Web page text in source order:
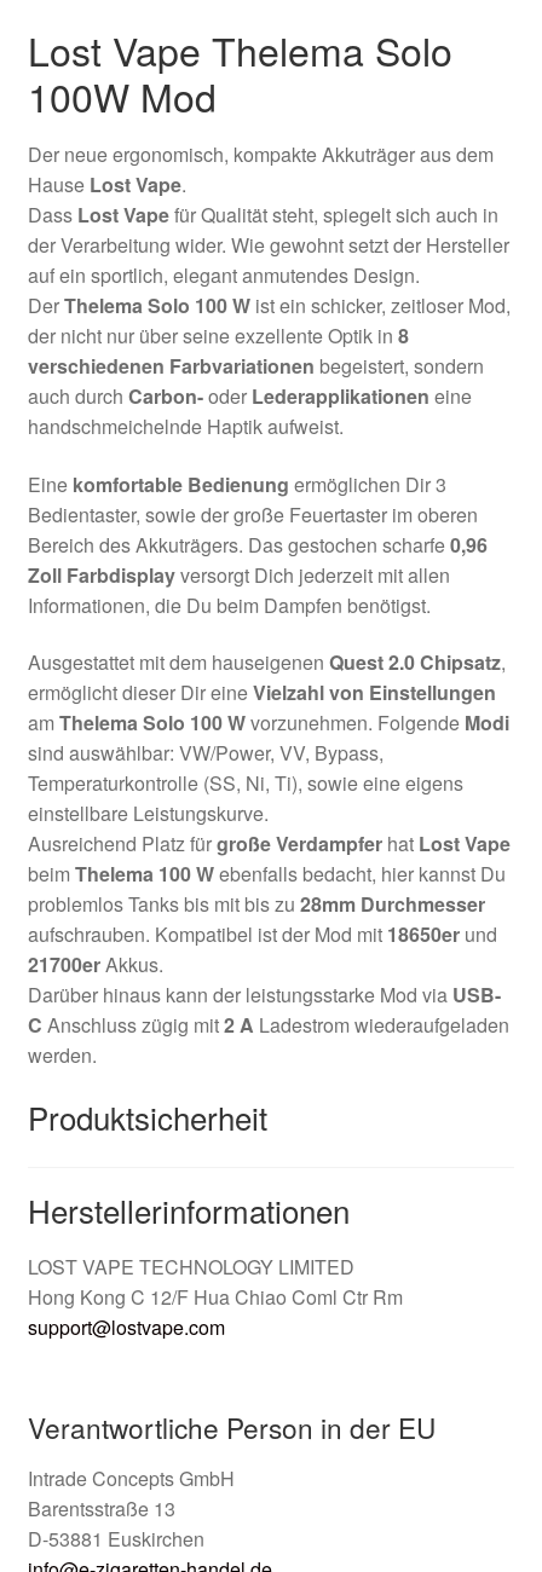
Lost Vape Thelema Solo
100W Mod
Der neue ergonomisch, kompakte Akkuträger aus dem
Hause Lost Vape.
Dass Lost Vapefür Qualität steht, spiegelt sich auch in
der Verarbeitung wider. Wie gewohnt setzt der Hersteller
auf ein sportlich, elegant anmutendes Design.
DerThelema Solo 100 Wist ein schicker, zeitloser Mod,
der nicht nur über seine exzellente Optik in 8
verschiedenen Farbvariationen begeistert, sondern
auch durch Carbon-oder Lederapplikationen eine
handschmeichelnde Haptik aufweist.
Eine komfortable Bedienung ermöglichen Dir 3
Bedientaster, sowie der große Feuertaster im oberen
Bereich des Akkuträgers. Das gestochen scharfe0,96
Zoll Farbdisplayversorgt Dich jederzeit mit allen
Informationen, die Du beim Dampfen benötigst.
Ausgestattet mit dem hauseigenen Quest 2.0 Chipsatz,
ermöglicht dieser Dir eineVielzahl von Einstellungen
am Thelema Solo 100 Wvorzunehmen. Folgende Modi
sind auswählbar: VW/Power, VV, Bypass,
Temperaturkontrolle (SS, Ni, Ti), sowie eine eigens
einstellbare Leistungskurve.
Ausreichend Platz fürgroße Verdampferhat Lost Vape
beim Thelema 100 Webenfalls bedacht, hier kannst Du
problemlos Tanks bis mit bis zu 28mm Durchmesser
aufschrauben. Kompatibel ist der Mod mit 18650er und
21700erAkkus.
Darüber hinaus kann der leistungsstarke Mod via USB-
C Anschluss zügig mit2 A Ladestrom wiederaufgeladen
werden.
Produktsicherheit
Herstellerinformationen
LOST VAPE TECHNOLOGY LIMITED
Hong Kong C 12/F Hua Chiao Coml Ctr Rm
support@lostvape.com
Verantwortliche Person in der EU
Intrade Concepts GmbH
Barentsstraße 13
D-53881 Euskirchen